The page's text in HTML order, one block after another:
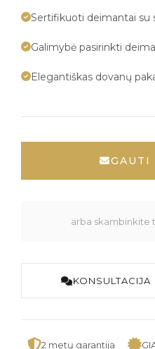
Sertifikuoti deimantai su
Galimybė pasirinkti
Elegantiškas dovanų
GAUTI
arba skambinkite
KONSULTACIJA
2 metų garantija